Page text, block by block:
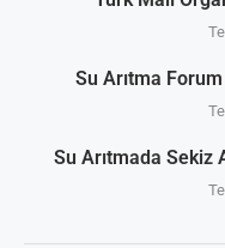
Su Arıtma
Su Arıtmada Sekiz